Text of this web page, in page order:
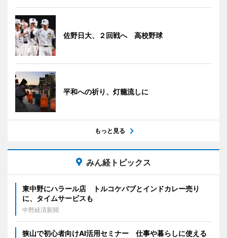
佐野日大、２回戦へ 高校野球
平和への祈り、灯籠流しに
もっと見る
みん経トピックス
東中野にハラール店 トルコケバブとインドカレー売り
に、タイムサービスも
中野経済新聞
狭山で初心者向けAI活用セミナー 仕事や暮らしに使える